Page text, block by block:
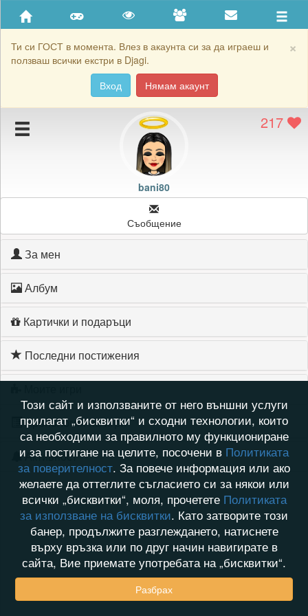
×
Ти си ГОСТ в момента. Влез в акаунта си за да играеш и
ползваш всички екстри в Djagi.
Вход
Нямам акаунт
Приятели
Хронология на игри
Подаръците на bani80 217
bani80
Съобщение
За мен
Албум
Картички и подаръци
Последни постижения
Хронология на игри
Активност
Този сайт и използваните от него външни услуги
прилагат „бисквитки“ и сходни технологии, които
са необходими за правилното му функциониране
и за постигане на целите, посочени в Политиката
за поверителност. За повече информация или ако
желаете да оттеглите съгласието си за някои или
всички „бисквитки“, моля, прочетете Политиката
за използване на бисквитки. Като затворите този
банер, продължите разглеждането, натиснете
върху връзка или по друг начин навигирате в
сайта, Вие приемате употребата на „бисквитки“.
Разбрах